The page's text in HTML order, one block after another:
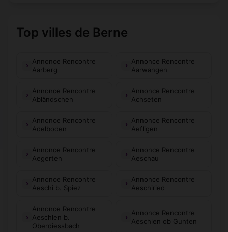
Top villes de Berne
Annonce Rencontre
Aarberg
Annonce Rencontre
Aarwangen
Annonce Rencontre
Abländschen
Annonce Rencontre
Achseten
Annonce Rencontre
Adelboden
Annonce Rencontre
Aefligen
Annonce Rencontre
Aegerten
Annonce Rencontre
Aeschau
Annonce Rencontre
Aeschi b. Spiez
Annonce Rencontre
Aeschiried
Annonce Rencontre
Aeschlen b.
Oberdiessbach
Annonce Rencontre
Aeschlen ob Gunten